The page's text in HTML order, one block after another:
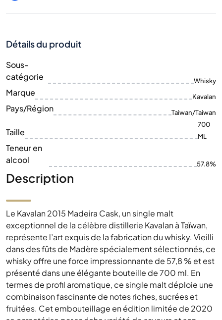
Détails du produit
Sous-
catégorie
Whisky
Marque Kavalan
Pays/Région Taiwan/Taiwan
Taille
700
ML
Teneur en
alcool
57.8%
Description
Le Kavalan 2015 Madeira Cask, un single malt
exceptionnel de la célèbre distillerie Kavalan à Taïwan,
représente l’art exquis de la fabrication du whisky. Vieilli
dans des fûts de Madère spécialement sélectionnés, ce
whisky offre une force impressionnante de 57,8 % et est
présenté dans une élégante bouteille de 700 ml. En
termes de profil aromatique, ce single malt déploie une
combinaison fascinante de notes riches, sucrées et
fruitées. Cet embouteillage en édition limitée de 2020